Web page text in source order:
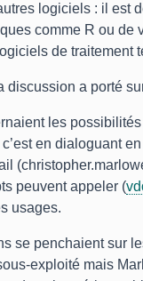
logiciels : il
comme R ou
de traitement
discussion a porté
les
en dialoguant
peuvent appeler (
usages.
se penchaient sur
exploité mais